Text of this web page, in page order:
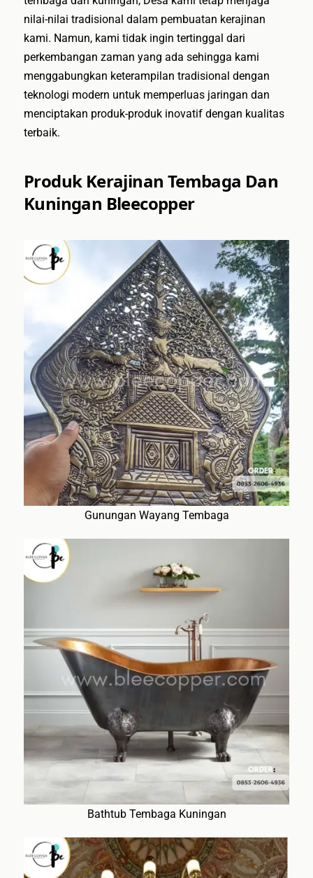
nilai-nilai tradisional dalam pembuatan kerajinan
kami. Namun, kami tidak ingin tertinggal dari
perkembangan zaman yang ada sehingga kami
menggabungkan keterampilan tradisional dengan
teknologi modern untuk memperluas jaringan dan
menciptakan produk-produk inovatif dengan kualitas
terbaik.
Produk Kerajinan Tembaga Dan
Kuningan Bleecopper
Gunungan Wayang Tembaga
Bathtub Tembaga Kuningan